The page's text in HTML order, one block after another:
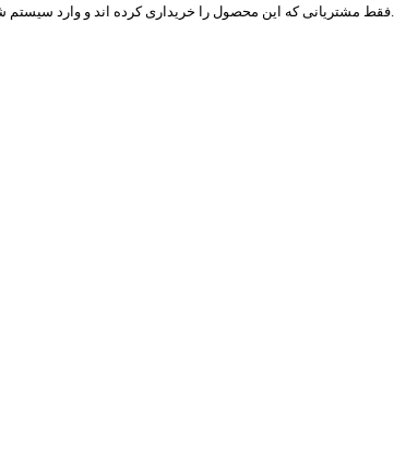
.فقط مشتریانی که این محصول را خریداری کرده اند و وارد سیستم